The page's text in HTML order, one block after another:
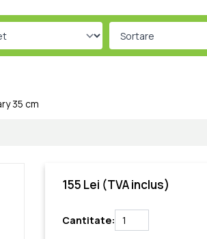
35 cm
155 Lei (TVA inclus)
Cantitate: